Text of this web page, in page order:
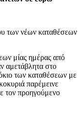
των νέων καταθέσεων
μίας ημέρας από
αμετάβλητα στο
των καταθέσεων με
παρέμεινε
τον προηγούμενο